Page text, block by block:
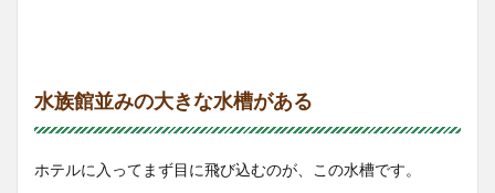
水族館並みの大きな水槽がある
ホテルに入ってまず目に飛び込むのが、この水槽です。